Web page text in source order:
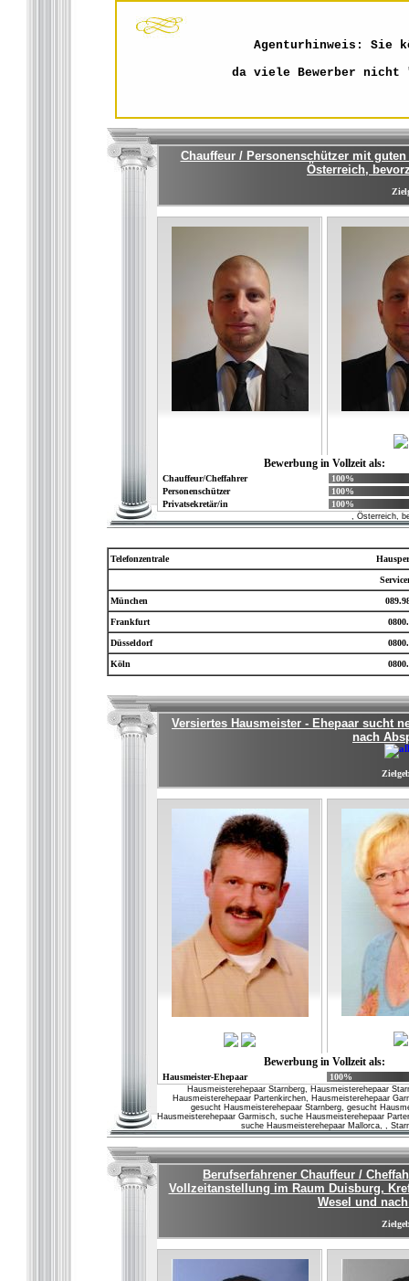
Agenturhinweis: Sie
da viele Bewerber nicht
Chauffeur / Personenschützer mit
Österreich,
Bewerbung in Vollzeit als:
Chauffeur/Cheffahrer
100%
Personenschützer
100%
Privatsekretär/in
100%
, Österreich,
Telefonzentrale
München
Frankfurt
Düsseldorf
Köln
Versiertes Hausmeister - Ehepaar sucht
nach
Bewerbung in Vollzeit als:
Hausmeister-Ehepaar 100%
Hausmeisterehepaar Starnberg, Hausmeisterehepaar
Hausmeisterehepaar Partenkirchen, Hausmeisterehepaar
gesucht Hausmeisterehepaar Starnberg, gesucht
Hausmeisterehepaar Garmisch, suche Hausmeisterehepaar
suche Hausmeisterehepaar Mallorca, ,
Berufserfahrener Chauffeur /
Vollzeitanstellung im Raum Duisburg,
Wesel und